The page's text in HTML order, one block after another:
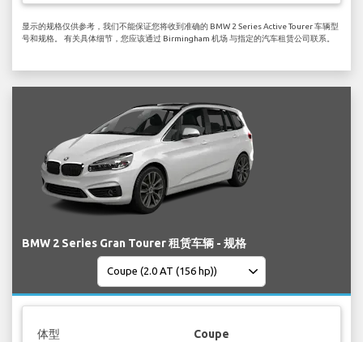
显示的规格仅供参考，我们不能保证您将收到准确的 BMW 2 Series Active Tourer 车辆型
号和规格。 有关具体细节，您应该通过 Birmingham 机场 与指定的汽车租赁公司联系。
BMW 2 Series Gran Tourer 租赁车辆 - 规格
体型 Coupe